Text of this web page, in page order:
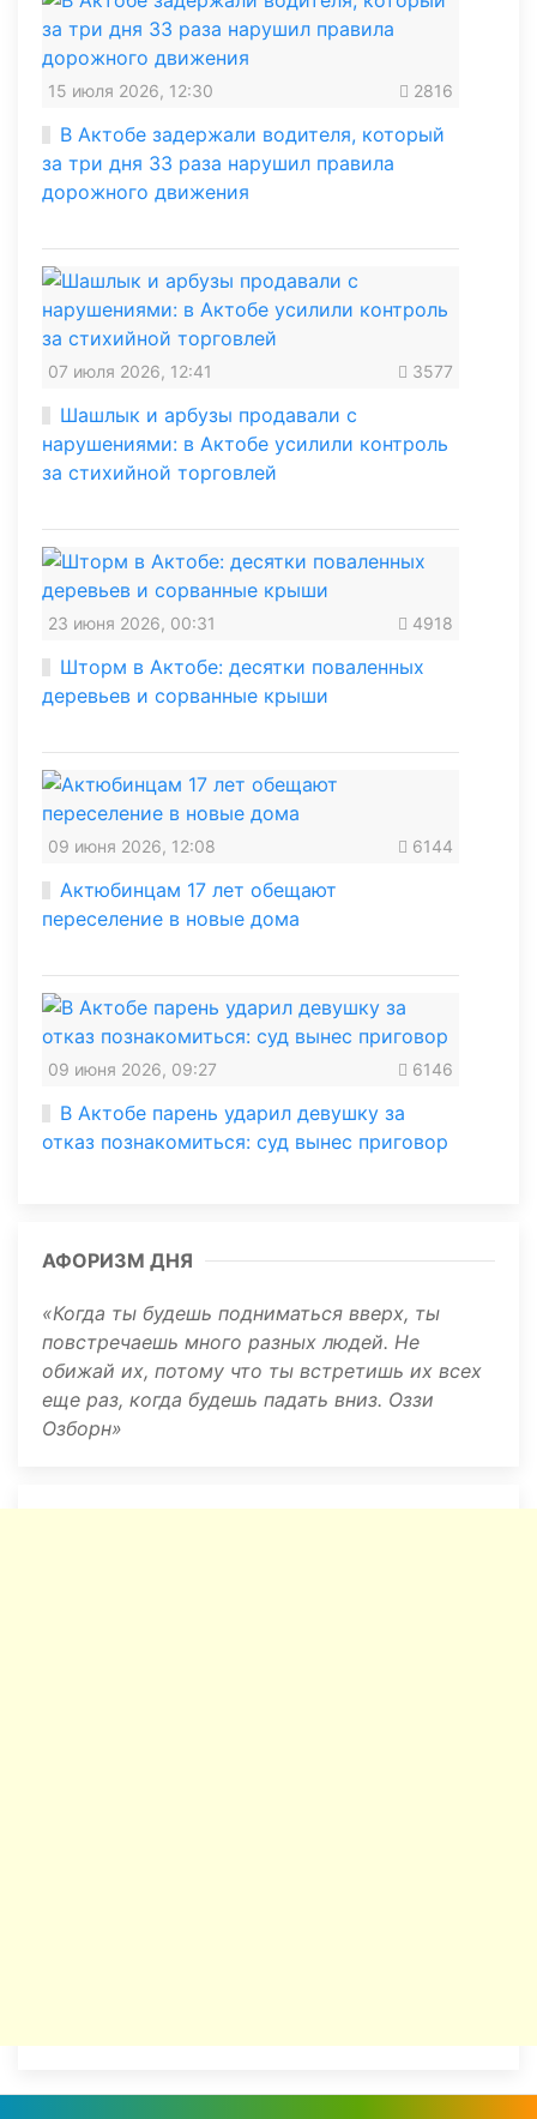
15 июля 2026, 12:30 2816
В Актобе задержали водителя, который
за три дня 33 раза нарушил правила
дорожного движения
07 июля 2026, 12:41 3577
Шашлык и арбузы продавали с
нарушениями: в Актобе усилили контроль
за стихийной торговлей
23 июня 2026, 00:31 4918
Шторм в Актобе: десятки поваленных
деревьев и сорванные крыши
09 июня 2026, 12:08 6144
Актюбинцам 17 лет обещают
переселение в новые дома
09 июня 2026, 09:27 6146
В Актобе парень ударил девушку за
отказ познакомиться: суд вынес приговор
АФОРИЗМ ДНЯ
Когда ты будешь подниматься вверх, ты
повстречаешь много разных людей. Не
обижай их, потому что ты встретишь их всех
еще раз, когда будешь падать вниз. Оззи
Озборн